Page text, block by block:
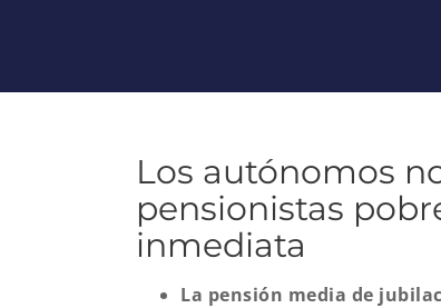
Los autónomos
pensionistas
inmediata
La pensión media de